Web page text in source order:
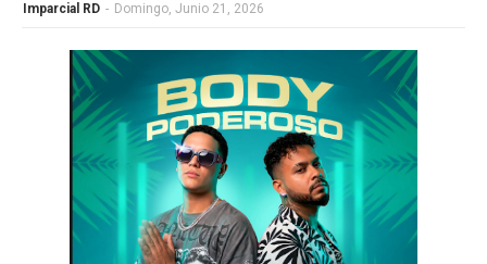
Imparcial RD - Domingo, Junio 21, 2026